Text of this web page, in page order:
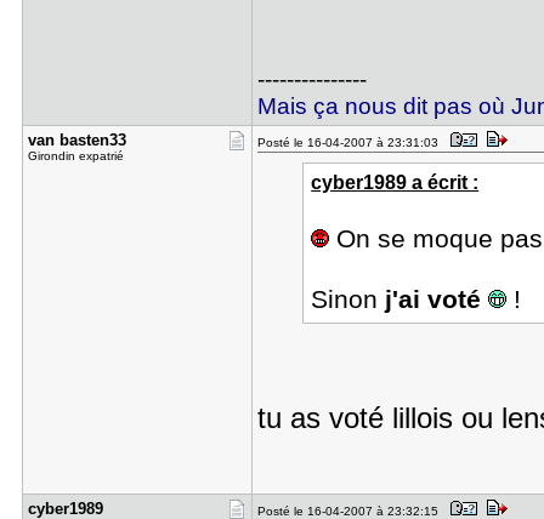
---------------
Mais ça nous dit pas où
van basten​33
Girondin expatrié
Posté le 16-04-2007 à 23:31:03
cyber1989 a écrit :
On se moque
Sinon j'ai voté !
tu as voté lillois ou
cyber1989 Posté le 16-04-2007 à 23:32:15